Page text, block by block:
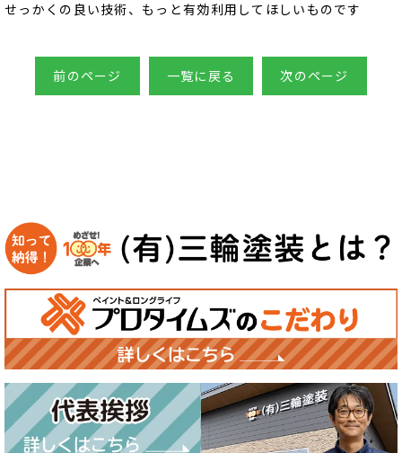
せっかくの良い技術、もっと有効利用してほしいものです
前のページ 一覧に戻る 次のページ